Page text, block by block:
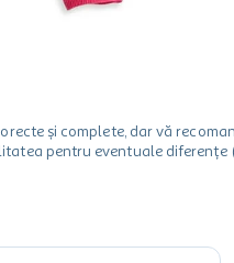
și complete, dar vă
pentru eventuale